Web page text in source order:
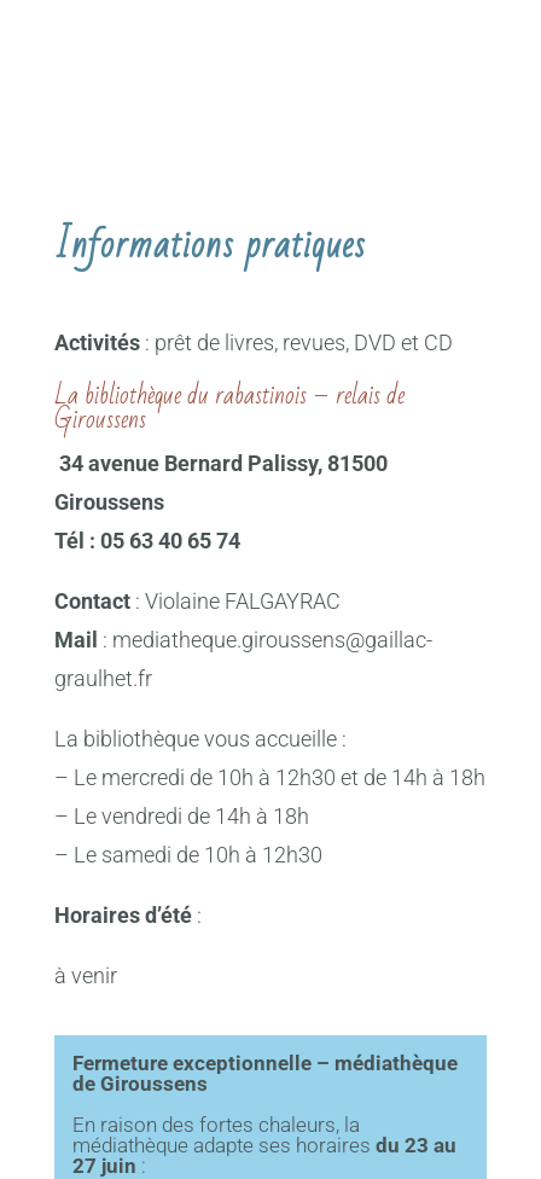
Informations pratiques
Activités: prêt de livres, revues, DVD et CD
La bibliothèque du rabastinois – relais de
Giroussens
34 avenue Bernard Palissy, 81500
Giroussens
Tél : 05 63 40 65 74
Contact: Violaine FALGAYRAC
Mail : mediatheque.giroussens@gaillac-
graulhet.fr
La bibliothèque vous accueille :
– Le mercredi de 10h à 12h30 et de 14h à 18h
– Le vendredi de 14h à 18h
– Le samedi de 10h à 12h30
Horaires d’été:
à venir
Fermeture exceptionnelle – médiathèque
de Giroussens
En raison des fortes chaleurs, la
médiathèque adapte ses horaires du 23 au
27 juin :